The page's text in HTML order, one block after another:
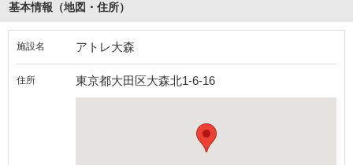
基本情報（地図・住所）
施設名 アトレ大森
住所 東京都大田区大森北1-6-16